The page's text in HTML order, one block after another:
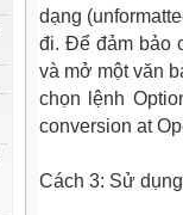
dạng
đi. Để đảm bảo
và mở một văn
chọn lệnh
conversion at
Cách 3: Sử